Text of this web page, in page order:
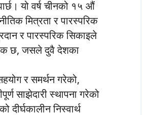
यो वर्ष चीनको १५ औं
मित्रता र पारस्परिक
र पारस्परिक सिकाइले
छ, जसले दुवै देशका
र समर्थन गरेको,
साझेदारी स्थापना गरेको
दीर्घकालीन निस्वार्थ